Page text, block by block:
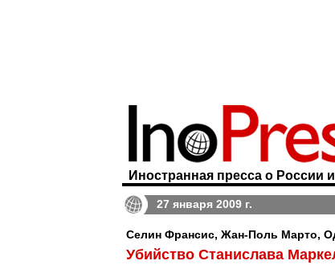
Иностранная пресса о России
27 января 2009 г.
Селин Франсис, Жан-Поль Марто,
Убийство Станислава